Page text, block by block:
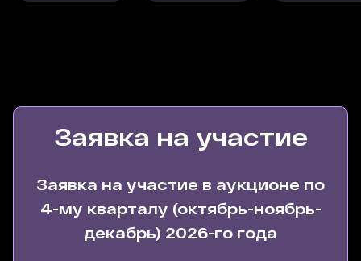
Заявка на участие
Заявка на участие в аукционе по
4-му кварталу (октябрь-ноябрь-
декабрь) 2026-го года